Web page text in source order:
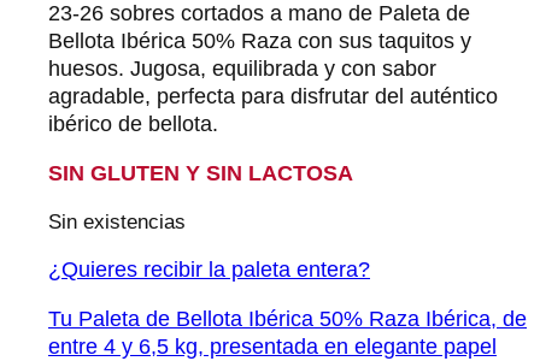
23-26 sobres cortados a mano de Paleta de
Bellota Ibérica 50% Raza con sus taquitos y
huesos. Jugosa, equilibrada y con sabor
agradable, perfecta para disfrutar del auténtico
ibérico de bellota.
SIN GLUTEN Y SIN LACTOSA
Sin existencias
¿Quieres recibir la paleta entera?
Tu Paleta de Bellota Ibérica 50% Raza Ibérica, de
entre 4 y 6,5 kg, presentada en elegante papel